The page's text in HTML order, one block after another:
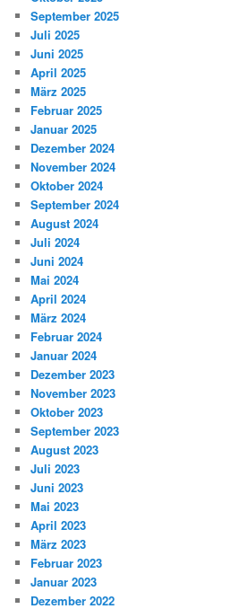
September 2025
Juli 2025
Juni 2025
April 2025
März 2025
Februar 2025
Januar 2025
Dezember 2024
November 2024
Oktober 2024
September 2024
August 2024
Juli 2024
Juni 2024
Mai 2024
April 2024
März 2024
Februar 2024
Januar 2024
Dezember 2023
November 2023
Oktober 2023
September 2023
August 2023
Juli 2023
Juni 2023
Mai 2023
April 2023
März 2023
Februar 2023
Januar 2023
Dezember 2022